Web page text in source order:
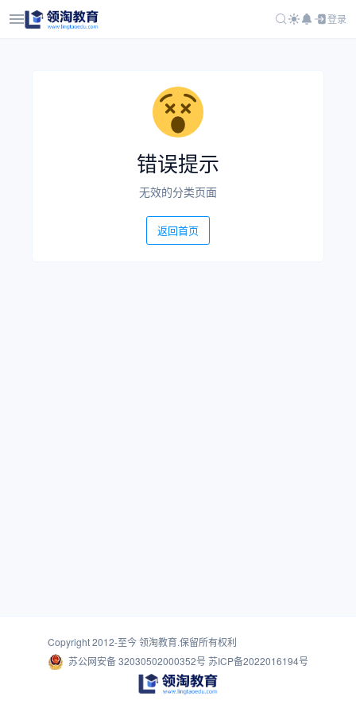
登录
错误提示
无效的分类页面
返回首页
Copyright 2012-至今领淘教育.保留所有权利
苏公网安备 32030502000352号 苏ICP备2022016194号